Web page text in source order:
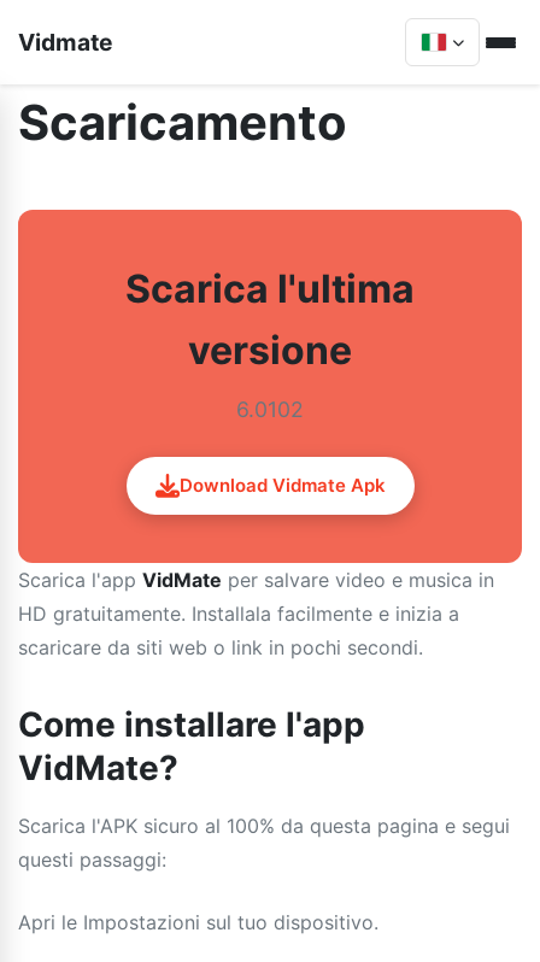
Vidmate
Scaricamento
Scarica l'ultima
versione
6.0102
Download Vidmate Apk
Scarica l'app VidMate per salvare video e musica in
HD gratuitamente. Installala facilmente e inizia a
scaricare da siti web o link in pochi secondi.
Come installare l'app
VidMate?
Scarica l'APK sicuro al 100% da questa pagina e segui
questi passaggi:
Apri le Impostazioni sul tuo dispositivo.